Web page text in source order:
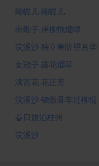
蝴蝶儿·蝴蝶儿
南歌子·岸柳拖烟绿
浣溪沙·独立寒阶望月华
女冠子·露花烟草
满宫花·花正芳
浣溪沙·钿毂香车过柳堤
春日旅泊桂州
浣溪沙